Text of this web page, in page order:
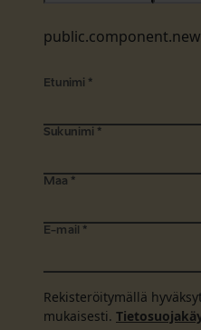
Etunimi *
Sukunimi *
Maa *
E-mail *
Rekisteröitymällä
mukaisesti.